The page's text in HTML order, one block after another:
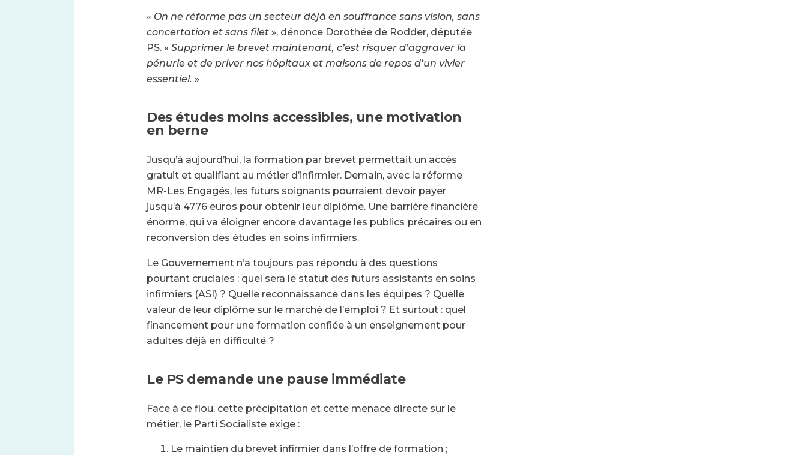
« On ne réforme pas un secteur déjà en souffrance sans vision, sans
concertation et sans filet », dénonce Dorothée de Rodder, députée
PS. « Supprimer le brevet maintenant, c’est risquer d’aggraver la
pénurie et de priver nos hôpitaux et maisons de repos d’un vivier
essentiel. »
Des études moins accessibles, une motivation
en berne
Jusqu’à aujourd’hui, la formation par brevet permettait un accès
gratuit et qualifiant au métier d’infirmier. Demain, avec la réforme
MR-Les Engagés, les futurs soignants pourraient devoir payer
jusqu’à 4776 euros pour obtenir leur diplôme. Une barrière financière
énorme, qui va éloigner encore davantage les publics précaires ou en
reconversion des études en soins infirmiers.
Le Gouvernement n’a toujours pas répondu à des questions
pourtant cruciales : quel sera le statut des futurs assistants en soins
infirmiers (ASI) ? Quelle reconnaissance dans les équipes ? Quelle
valeur de leur diplôme sur le marché de l’emploi ? Et surtout : quel
financement pour une formation confiée à un enseignement pour
adultes déjà en difficulté ?
Le PS demande une pause immédiate
Face à ce flou, cette précipitation et cette menace directe sur le
métier, le Parti Socialiste exige :
Le maintien du brevet infirmier dans l’offre de formation ;